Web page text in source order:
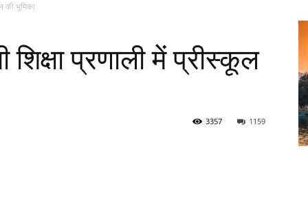
की भूमिका
शिक्षा प्रणाली में प्रीस्कूल
1159
3357